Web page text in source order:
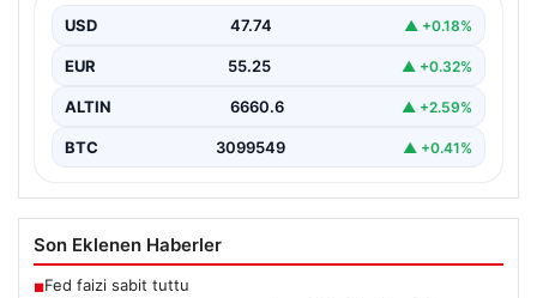
USD 47.74 ▲ +0.18%
EUR 55.25 ▲ +0.32%
ALTIN 6660.6 ▲ +2.59%
BTC 3099549 ▲ +0.41%
Son Eklenen Haberler
■Fed faizi sabit tuttu